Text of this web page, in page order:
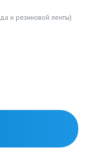
и резиновой ленты)